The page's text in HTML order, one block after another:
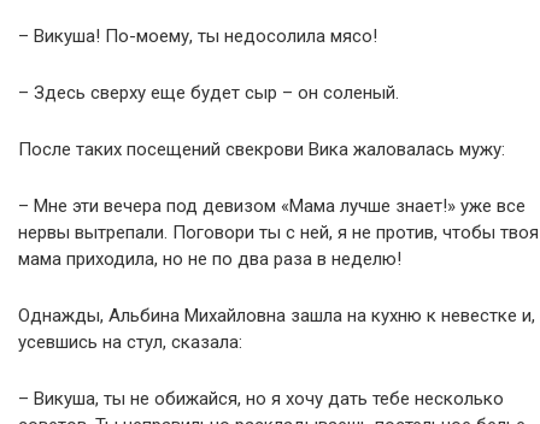
– Викуша! По-моему, ты недосолила мясо!
– Здесь сверху еще будет сыр – он соленый.
После таких посещений свекрови Вика жаловалась мужу:
– Мне эти вечера под девизом «Мама лучше знает!» уже все
нервы вытрепали. Поговори ты с ней, я не против, чтобы твоя
мама приходила, но не по два раза в неделю!
Однажды, Альбина Михайловна зашла на кухню к невестке и,
усевшись на стул, сказала:
– Викуша, ты не обижайся, но я хочу дать тебе несколько